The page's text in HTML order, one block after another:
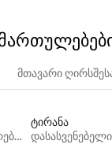
მთავარი
დასასვენებელი საცხოვრებლები
ტირანა